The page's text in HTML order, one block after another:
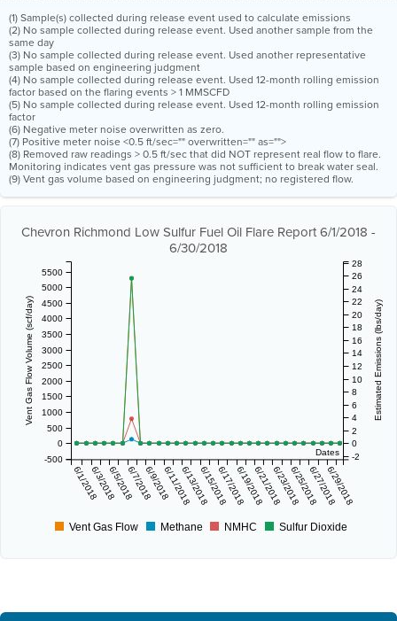
(1) Sample(s) collected during release event used to calculate emissions
(2) No sample collected during release event. Used another sample from the
same day
(3) No sample collected during release event. Used another representative
sample based on engineering judgment
(4) No sample collected during release event. Used 12-month rolling emission
factor based on the flaring events > 1 MMSCFD
(5) No sample collected during release event. Used 12-month rolling emission
factor
(6) Negative meter noise overwritten as zero.
(7) Positive meter noise <0.5 ft/sec="" overwritten="" as="">
(8) Removed raw readings > 0.5 ft/sec that did NOT represent real flow to flare.
Monitoring indicates vent gas pressure was not sufficient to break water seal.
(9) Vent gas volume based on engineering judgment; no registered flow.
Chevron Richmond Low Sulfur Fuel Oil Flare Report 6/1/2018 -
6/30/2018
Dates
6/1/20186/3/20186/5/20186/7/20186/9/20186/11/20186/13/20186/15/20186/17/20186/19/20186/21/20186/23/20186/25/20186/27/20186/29/2018
Vent Gas Flow Volume (scf/day)
-500
0
500
1000
1500
2000
2500
3000
3500
4000
4500
5000
5500
Estimated Emissions (lbs/day)
-2
0
2
4
6
8
10
12
14
16
18
20
22
24
26
28
Vent Gas Flow Methane NMHC Sulfur Dioxide